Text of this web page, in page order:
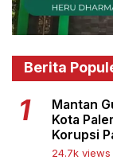
Berita
Mantan
Kota
Korupsi
24.7k views